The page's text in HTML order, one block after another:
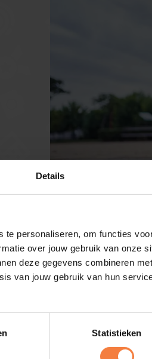
Details
personaliseren, om functies
over jouw gebruik van onze
deze gegevens combineren
van jouw gebruik van hun
Statistieken
regelen